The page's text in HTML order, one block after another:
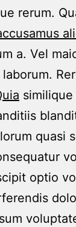
rerum.
a. Vel
quasi
optio